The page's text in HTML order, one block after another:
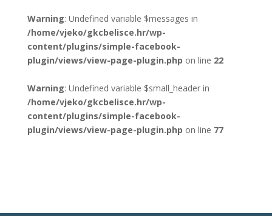
Warning: Undefined variable $messages in
/home/vjeko/gkcbelisce.hr/wp-
content/plugins/simple-facebook-
plugin/views/view-page-plugin.php on line 22
Warning: Undefined variable $small_header in
/home/vjeko/gkcbelisce.hr/wp-
content/plugins/simple-facebook-
plugin/views/view-page-plugin.php on line 77